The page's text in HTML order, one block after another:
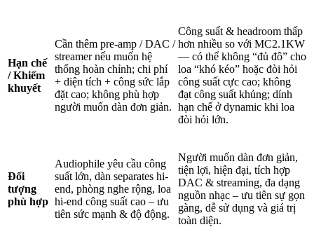
Hạn chế
/ Khiếm
khuyết
Cần thêm pre-amp / DAC /
streamer nếu muốn hệ
thống hoàn chỉnh; chi phí
+ diện tích + công sức lắp
đặt cao; không phù hợp
người muốn dàn đơn giản.
Công suất & headroom thấp
hơn nhiều so với MC2.1KW
— có thể không “đủ đô” cho
loa “khó kéo” hoặc đòi hỏi
công suất cực cao; không
đạt công suất khủng; dính
hạn chế ở dynamic khi loa
đòi hỏi lớn.
Đối
tượng
phù hợp
Audiophile yêu cầu công
suất lớn, dàn separates hi-
end, phòng nghe rộng, loa
hi-end công suất cao – ưu
tiên sức mạnh & độ động.
Người muốn dàn đơn giản,
tiện lợi, hiện đại, tích hợp
DAC & streaming, đa dạng
nguồn nhạc – ưu tiên sự gọn
gàng, dễ sử dụng và giá trị
toàn diện.